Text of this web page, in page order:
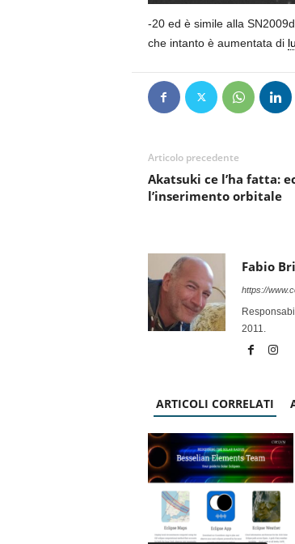
-20 ed è simile alla
che intanto è aumentata di
Articolo precedente
Akatsuki ce l’ha fatta:
l’inserimento orbitale
Fabio
https://
2011.
ARTICOLI CORRELATI